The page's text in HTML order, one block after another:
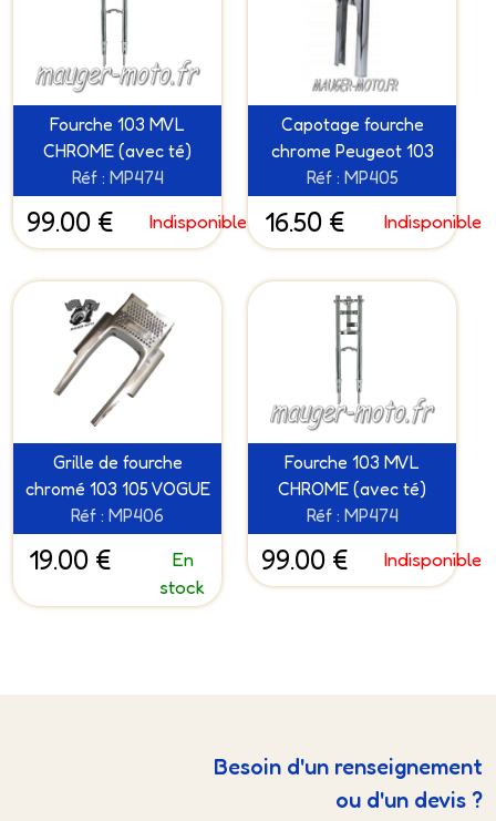
Fourche 103 MVL
CHROME (avec té)
Réf : MP474
99.00 € Indisponible
Capotage fourche
chrome Peugeot 103
Réf : MP405
16.50 € Indisponible
Grille de fourche
chromé 103 105 VOGUE
Réf : MP406
19.00 €
En
stock
Fourche 103 MVL
CHROME (avec té)
Réf : MP474
99.00 € Indisponible
Besoin d'un renseignement
ou d'un devis ?